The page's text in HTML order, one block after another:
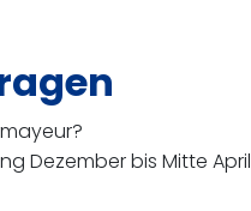
Dezember bis Mitte